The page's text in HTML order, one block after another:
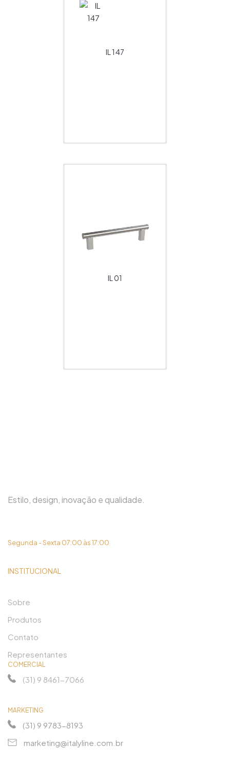
IL 147
IL 01
Estilo, design, inovação e qualidade.
Segunda - Sexta 07:00 às 17:00
INSTITUCIONAL
Sobre
Produtos
Contato
Representantes
COMERCIAL
(31) 9 8461-7066
MARKETING
(31) 9 9783-8193
marketing@italyline.com.br